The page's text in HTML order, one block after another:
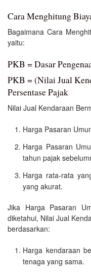
Cara Menghitung
Bagaimana Cara
yaitu:
PKB = Dasar
PKB = (Nilai Jual
Persentase Pajak
Nilai Jual Kendaraan
Harga Pasaran
Harga Pasaran
tahun pajak
Harga rata-rata
yang akurat.
Jika Harga Pasaran
diketahui, Nilai Jual
berdasarkan:
Harga kendaraan
tenaga yang sama.